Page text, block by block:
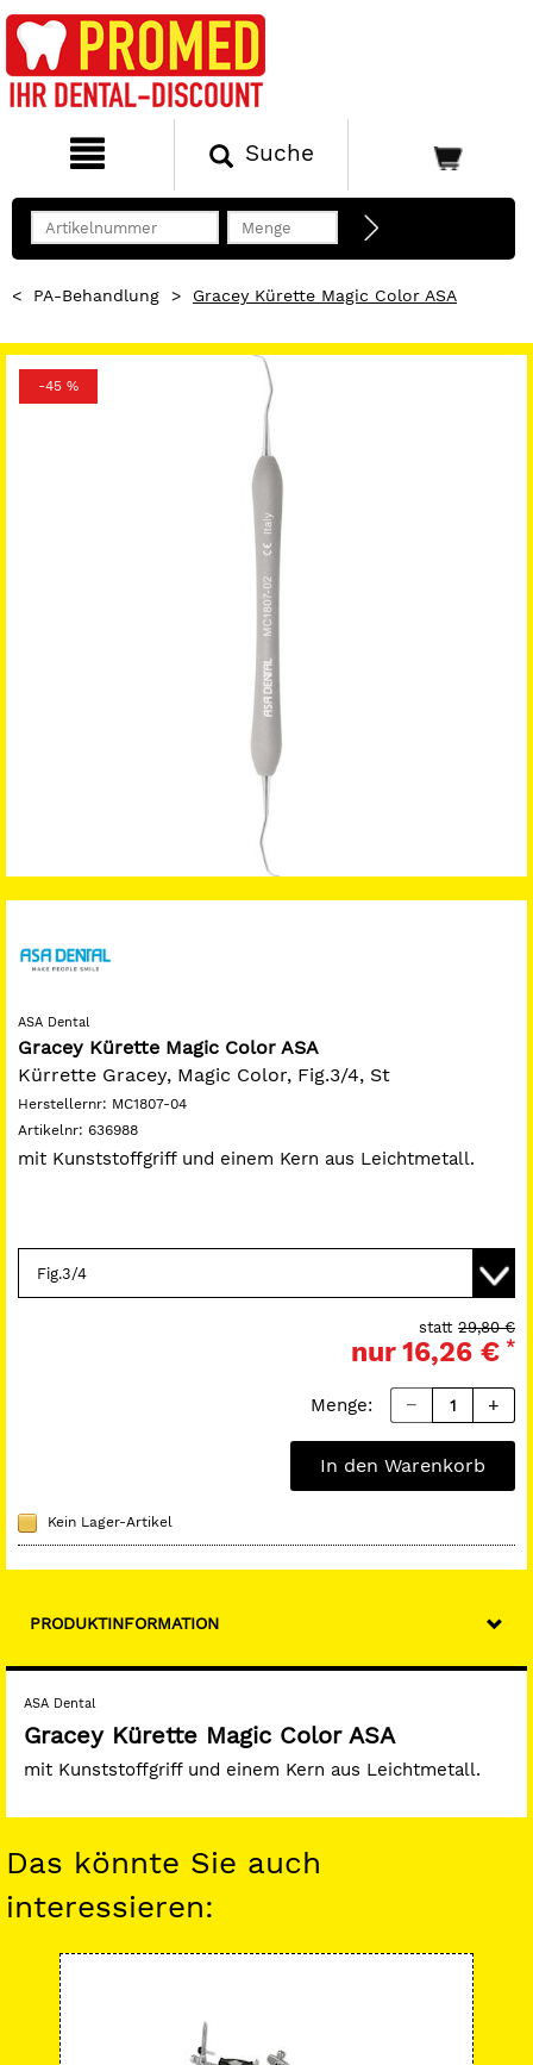
Suche
< PA-Behandlung > Gracey Kürette Magic Color ASA
-45 %
ASA Dental
Gracey Kürette Magic Color ASA
Kürrette Gracey, Magic Color, Fig.3/4, St
Herstellernr: MC1807-04
Artikelnr: 636988
mit Kunststoffgriff und einem Kern aus Leichtmetall.
29,80 €
statt
nur16,26 € *
Menge:
In den Warenkorb
Kein Lager-Artikel
PRODUKTINFORMATION
ASA Dental
Gracey Kürette Magic Color ASA
mit Kunststoffgriff und einem Kern aus Leichtmetall.
Das könnte Sie auch
interessieren: